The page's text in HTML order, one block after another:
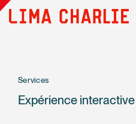
Services
Expérience interactive